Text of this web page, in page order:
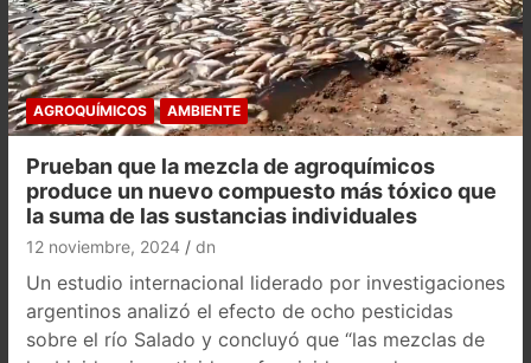
AGROQUÍMICOS AMBIENTE
Prueban que la mezcla de agroquímicos
produce un nuevo compuesto más tóxico que
la suma de las sustancias individuales
12 noviembre, 2024 dn
Un estudio internacional liderado por investigaciones
argentinos analizó el efecto de ocho pesticidas
sobre el río Salado y concluyó que “las mezclas de